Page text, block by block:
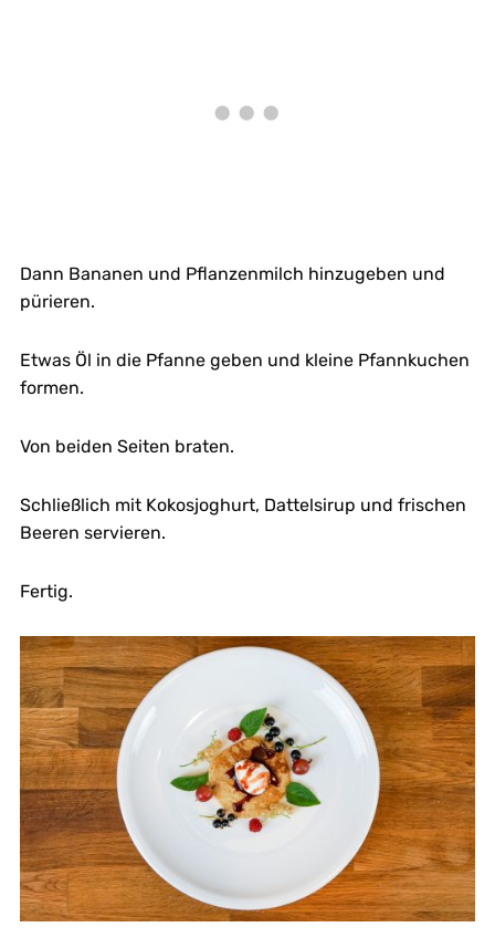
Dann Bananen und Pflanzenmilch hinzugeben und
pürieren.
Etwas Öl in die Pfanne geben und kleine Pfannkuchen
formen.
Von beiden Seiten braten.
Schließlich mit Kokosjoghurt, Dattelsirup und frischen
Beeren servieren.
Fertig.